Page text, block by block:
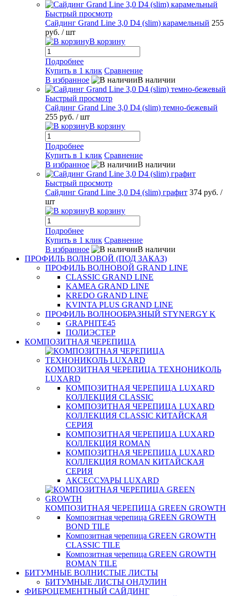
Быстрый просмотр
Сайдинг Grand Line 3,0 D4 (slim) карамельный 255
руб. / шт
В корзину
Подробнее
Купить в 1 клик Сравнение
В избранное
В наличии
Быстрый просмотр
Сайдинг Grand Line 3,0 D4 (slim) темно-бежевый
255 руб. / шт
В корзину
Подробнее
Купить в 1 клик Сравнение
В избранное
В наличии
Быстрый просмотр
Сайдинг Grand Line 3,0 D4 (slim) графит 374 руб. /
шт
В корзину
Подробнее
Купить в 1 клик Сравнение
В избранное
В наличии
ПРОФИЛЬ ВОЛНОВОЙ (ПОД ЗАКАЗ)
ПРОФИЛЬ ВОЛНОВОЙ GRAND LINE
CLASSIC GRAND LINE
KAMEA GRAND LINE
KREDO GRAND LINE
KVINTA PLUS GRAND LINE
ПРОФИЛЬ ВОЛНООБРАЗНЫЙ STYNERGY K
GRAPHITE45
ПОЛИЭСТЕР
КОМПОЗИТНАЯ ЧЕРЕПИЦА
КОМПОЗИТНАЯ ЧЕРЕПИЦА ТЕХНОНИКОЛЬ
LUXARD
КОМПОЗИТНАЯ ЧЕРЕПИЦА LUXARD
КОЛЛЕКЦИЯ CLASSIC
КОМПОЗИТНАЯ ЧЕРЕПИЦА LUXARD
КОЛЛЕКЦИЯ CLASSIC КИТАЙСКАЯ
СЕРИЯ
КОМПОЗИТНАЯ ЧЕРЕПИЦА LUXARD
КОЛЛЕКЦИЯ ROMAN
КОМПОЗИТНАЯ ЧЕРЕПИЦА LUXARD
КОЛЛЕКЦИЯ ROMAN КИТАЙСКАЯ
СЕРИЯ
АКСЕССУАРЫ LUXARD
КОМПОЗИТНАЯ ЧЕРЕПИЦА GREEN GROWTH
Композитная черепица GREEN GROWTH
BOND TILE
Композитная черепица GREEN GROWTH
CLASSIC TILE
Композитная черепица GREEN GROWTH
ROMAN TILE
БИТУМНЫЕ ВОЛНИСТЫЕ ЛИСТЫ
БИТУМНЫЕ ЛИСТЫ ОНДУЛИН
ФИБРОЦЕМЕНТНЫЙ САЙДИНГ